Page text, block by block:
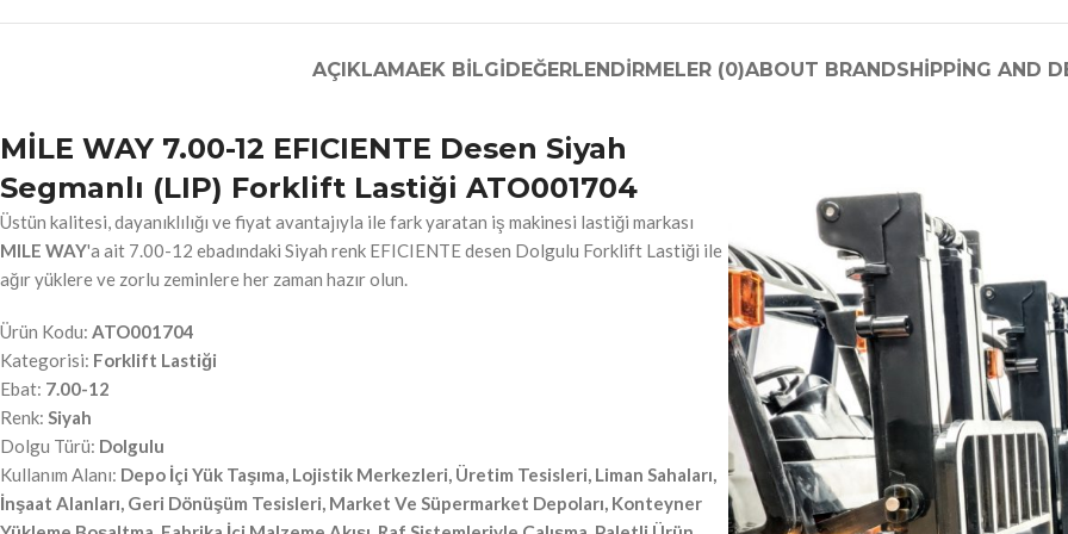
Backhoe Loader & Kepçe Lastiği
Compactor & Silindir & Römork Lastiği
AÇIKLAMAEK BILGIDEĞERLENDIRMELER (0)ABOUT BRANDSHIPPING AND
MİLE WAY 7.00-12 EFICIENTE Desen Siyah
Segmanlı (LIP) Forklift Lastiği ATO001704
Üstün kalitesi, dayanıklılığı ve fiyat avantajıyla ile fark yaratan iş makinesi lastiği markası
MILE WAY'a ait 7.00-12 ebadındaki Siyah renk EFICIENTE desen Dolgulu Forklift Lastiği ile
ağır yüklere ve zorlu zeminlere her zaman hazır olun.
Ürün Kodu: ATO001704
Kategorisi: Forklift Lastiği
Ebat: 7.00-12
Renk: Siyah
Dolgu Türü: Dolgulu
Kullanım Alanı: Depo İçi Yük Taşıma, Lojistik Merkezleri, Üretim Tesisleri, Liman Sahaları,
İnşaat Alanları, Geri Dönüşüm Tesisleri, Market Ve Süpermarket Depoları, Konteyner